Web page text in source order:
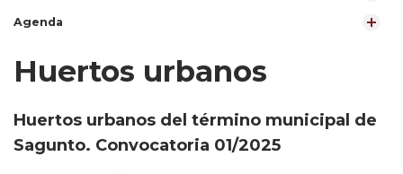
Agenda
Huertos urbanos
Huertos urbanos del término municipal de
Sagunto. Convocatoria 01/2025